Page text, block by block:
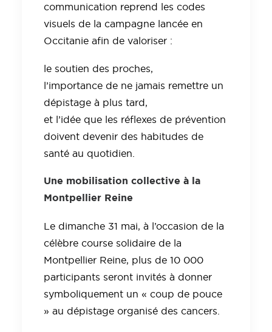
communication reprend les codes
visuels de la campagne lancée en
Occitanie afin de valoriser :
le soutien des proches,
l’importance de ne jamais remettre un
dépistage à plus tard,
et l’idée que les réflexes de prévention
doivent devenir des habitudes de
santé au quotidien.
Une mobilisation collective à la
Montpellier Reine
Le dimanche 31 mai, à l’occasion de la
célèbre course solidaire de la
Montpellier Reine, plus de 10 000
participants seront invités à donner
symboliquement un « coup de pouce
» au dépistage organisé des cancers.